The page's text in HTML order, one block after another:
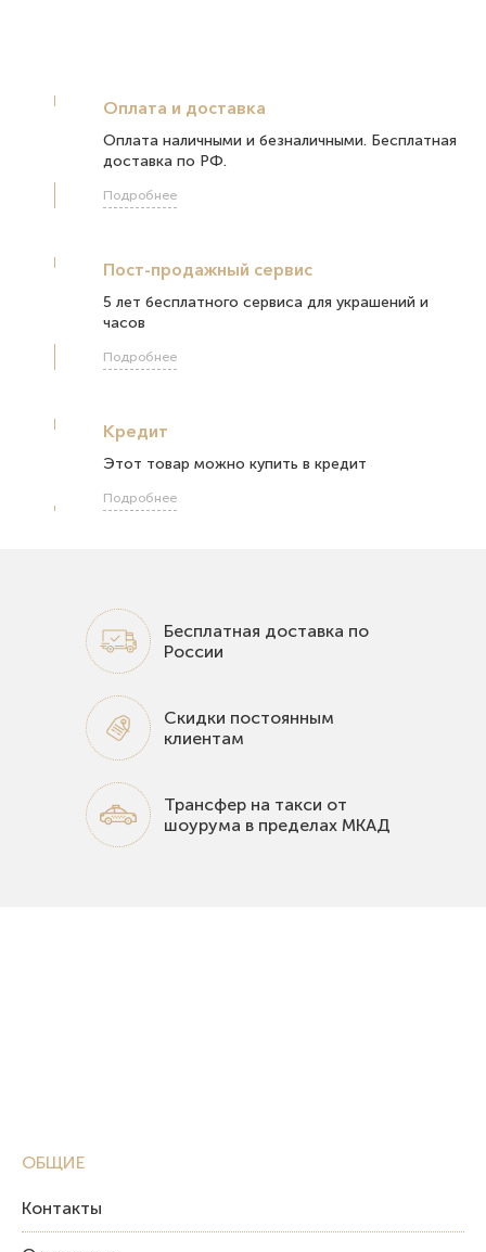
Оплата и доставка
Оплата наличными и безналичными. Бесплатная
доставка по РФ.
Подробнее
Пост-продажный сервис
5 лет бесплатного сервиса для украшений и
часов
Подробнее
Кредит
Этот товар можно купить в кредит
Подробнее
Бесплатная доставка по
России
Скидки постоянным
клиентам
Трансфер на такси от
шоурума в пределах МКАД
ОБЩИЕ
Контакты